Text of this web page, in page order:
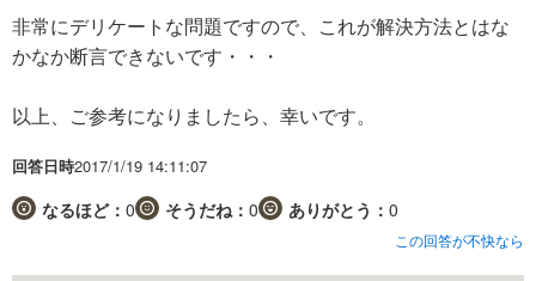
非常にデリケートな問題ですので、これが解決方法とはな
かなか断言できないです・・・
以上、ご参考になりましたら、幸いです。
回答日時2017/1/19 14:11:07
なるほど： 0 そうだね： 0 ありがとう： 0
この回答が不快なら